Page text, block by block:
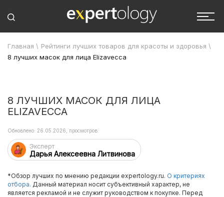
Главная \ Рейтинги лучших товаров для красоты и здоровья \
8 лучших масок для лица Elizavecca
8 ЛУЧШИХ МАСОК ДЛЯ ЛИЦА
ELIZAVECCA
Эксперт
Дарья Алексеевна Литвинова
Обновлено: 26.05.2026, просмотров:
*Обзор лучших по мнению редакции expertology.ru. О критериях
отбора. Данный материал носит субъективный характер, не
является рекламой и не служит руководством к покупке. Перед